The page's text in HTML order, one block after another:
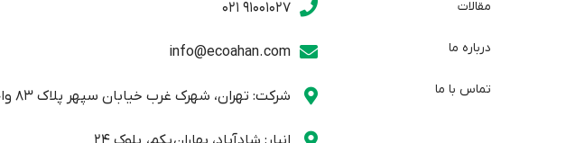
مقالات
درباره ما
تماس با ما
91001027 021
info@ecoahan.com
شرکت: تهران، شهرک غرب خیابان سپهر پلاک 83 واحد یک